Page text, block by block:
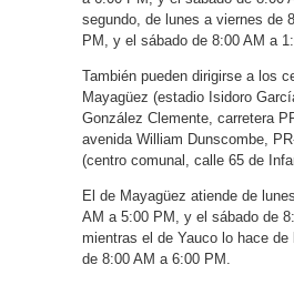
segundo, de lunes a viernes de
PM, y el sábado de 8:00 AM a
También pueden dirigirse a los
Mayagüez (estadio Isidoro
González Clemente, carretera
avenida William Dunscombe,
(centro comunal, calle 65 de
El de Mayagüez atiende de
AM a 5:00 PM, y el sábado de
mientras el de Yauco lo hace de
de 8:00 AM a 6:00 PM.